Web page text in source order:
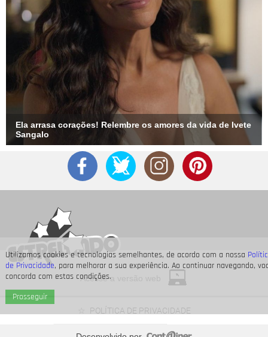
Utilizamos cookies e tecnologias semelhantes, de acordo com a nossa
de Privacidade, para melhorar a sua experiência. Ao continuar navegando,
concorda com estas condições.
Prosseguir
Ela arrasa corações! Relembre os amores da vida de Ivete
Sangalo
Acesse a versão web
POLÍTICA DE PRIVACIDADE